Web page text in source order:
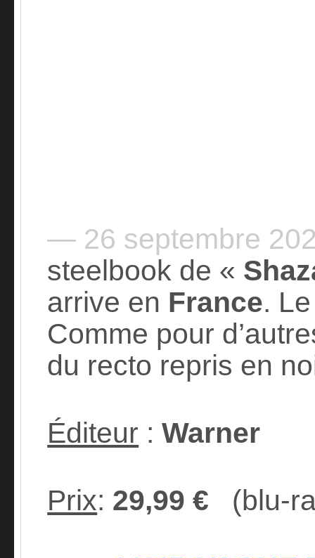
— 26 septembre
steelbook de «
arrive en France.
Comme pour
du recto repris en
Éditeur :Warner
Prix: 29,99 € (blu-